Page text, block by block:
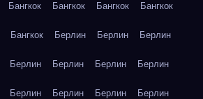
Бангкок Бангкок Бангкок Бангкок
Бангкок Берлин Берлин Берлин
Берлин Берлин Берлин Берлин
Берлин Берлин Берлин Берлин